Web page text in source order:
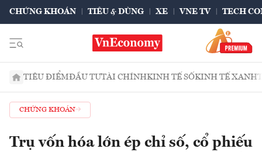
CHỨNG KHOÁN TIÊU & DÙNG XE VNE TV TECH
TIÊU ĐIỂMĐẦU TƯTÀI CHÍNHKINH TẾ SỐKINH TẾ XANH
CHỨNG KHOÁN
Trụ vốn hóa lớn ép chỉ số, cổ phiếu